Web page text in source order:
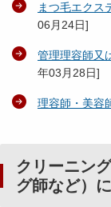
まつ毛エクス
06月24日]
管理理容師又
年03月28日]
理容師・美容
クリーニン
グ師など）